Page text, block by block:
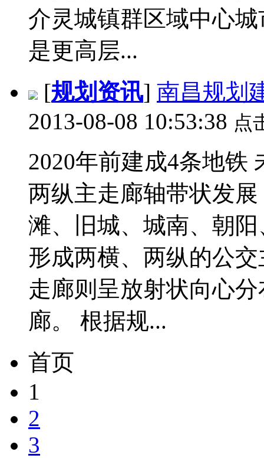
介灵城镇群区域中心
是更高层...
[规划资讯] 南昌规划
2013-08-08 10:53:38 点
2020年前建成4条地铁
两纵主走廊轴带状发
滩、旧城、城南、朝
形成两横、两纵的公
走廊则呈放射状向心
廊。 根据规...
首页
1
2
3